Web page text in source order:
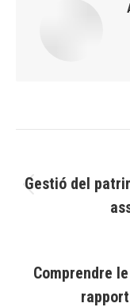
navigation
Gestió del
Comprendre